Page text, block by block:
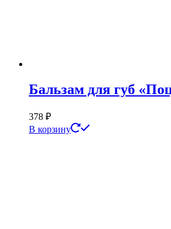
Бальзам для губ
378 ₽
В корзину